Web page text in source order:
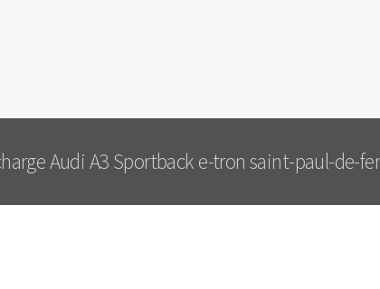
Audi A3 Sportback e-tron saint-paul-de-